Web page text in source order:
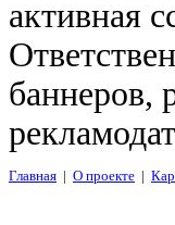
активная
баннеров,
Главная | О проекте |